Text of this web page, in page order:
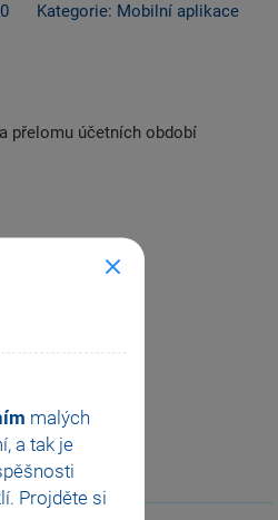
malých
a tak je
Projděte si
Kategorie: Mobilní aplikace
přelomu účetních období